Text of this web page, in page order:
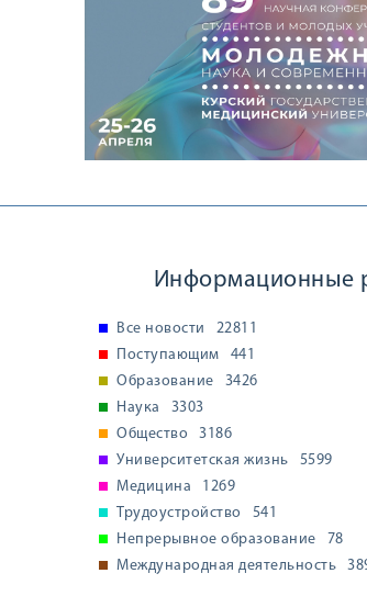
Информационные
Все новости
22811
Поступающим
441
Образование
3426
Наука
3303
Общество
3186
Университетская жизнь
5599
Медицина
1269
Трудоустройство
541
Непрерывное образование
78
Международная деятельность